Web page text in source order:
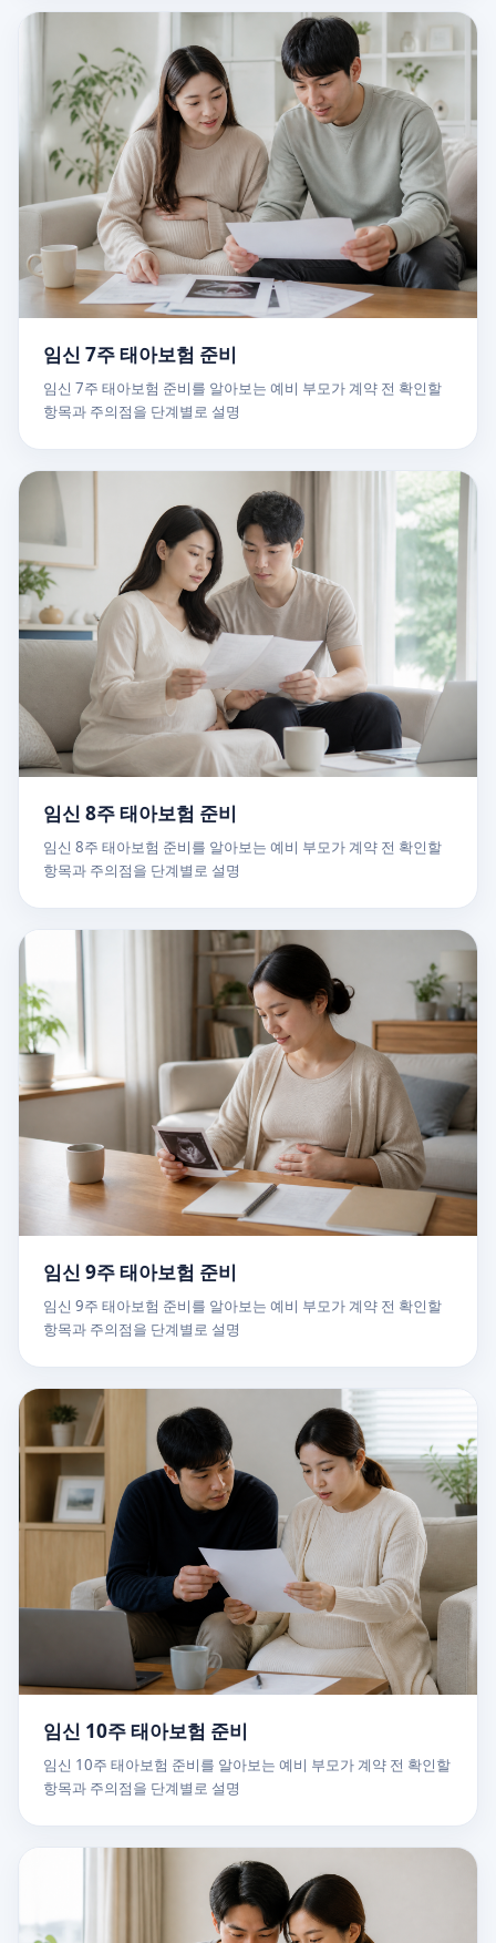
임신 7주 태아보험 준비
임신 7주 태아보험 준비를 알아보는 예비 부모가 계약 전 확인할
항목과 주의점을 단계별로 설명
임신 8주 태아보험 준비
임신 8주 태아보험 준비를 알아보는 예비 부모가 계약 전 확인할
항목과 주의점을 단계별로 설명
임신 9주 태아보험 준비
임신 9주 태아보험 준비를 알아보는 예비 부모가 계약 전 확인할
항목과 주의점을 단계별로 설명
임신 10주 태아보험 준비
임신 10주 태아보험 준비를 알아보는 예비 부모가 계약 전 확인할
항목과 주의점을 단계별로 설명